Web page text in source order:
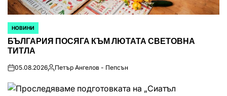
POSTED
IN
НОВИНИ
БЪЛГАРИЯ ПОСЯГА КЪМ ЛЮТАТА СВЕТОВНА
ТИТЛА
on05.08.2026PostedПетър Ангелов - Пепсън